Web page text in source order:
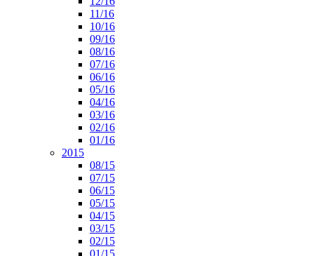
11/16
10/16
09/16
08/16
07/16
06/16
05/16
04/16
03/16
02/16
01/16
2015
08/15
07/15
06/15
05/15
04/15
03/15
02/15
01/15